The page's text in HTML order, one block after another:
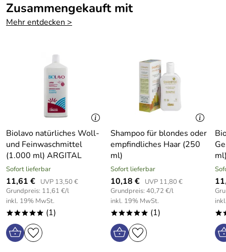
waschaktiven Substanzen auf p­flanzlicher Basis lösen den
Schmutz aus dem Gewebe, die enthaltene grüne Tonerde,
Weichspüler überflüssig.
Inhaltsstoffe:
Vegetal Potassium Soap, Natural Anionic Surface, Source
Water, Sun dried Ventilated Green Clay, Eucalyptus
Essential Oil*.
*Als Bestandteil der natürlichen äth. Ölr: Limonene.
Hersteller: Argital S.r.l., Via Della Tecnologia 9C ,97015
Modica, Italien, info@argital.it
Zusammengekauft mit
Mehr entdecken >
Biolavo natürliches Woll-
und Feinwaschmittel
(1.000 ml) ARGITAL
Sofort lieferbar
11,61 €
UVP 13,50 €
Grundpreis: 11,61 €/l
inkl. 19% MwSt.
***** (1)
Shampoo für blondes oder
empfindliches Haar (250
ml)
Sofort lieferbar
10,18 €
UVP 11,80 €
Grundpreis: 40,72 €/l
inkl. 19% MwSt.
***** (1)